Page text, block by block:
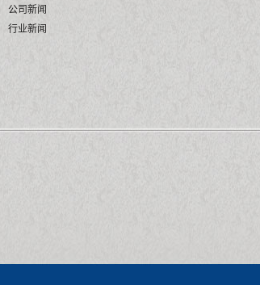
公司新闻
行业新闻
门科技有限公